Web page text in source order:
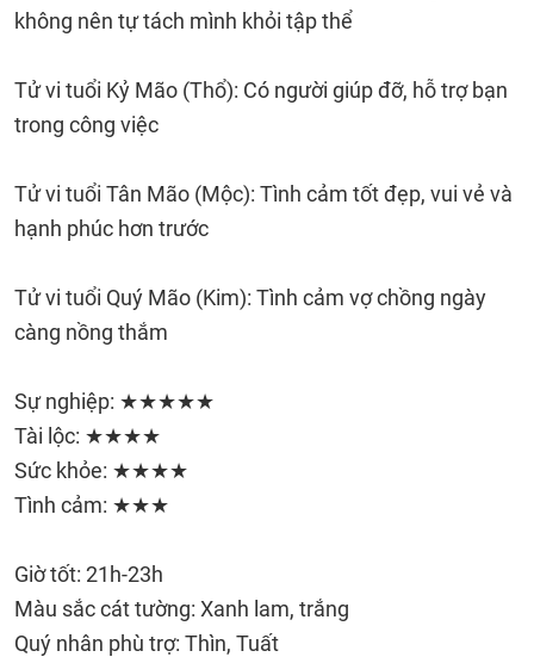
không nên tự tách mình khỏi tập thể
Tử vi tuổi Kỷ Mão (Thổ): Có người giúp đỡ, hỗ trợ bạn
trong công việc
Tử vi tuổi Tân Mão (Mộc): Tình cảm tốt đẹp, vui vẻ và
hạnh phúc hơn trước
Tử vi tuổi Quý Mão (Kim): Tình cảm vợ chồng ngày
càng nồng thắm
Sự nghiệp: ★★★★★
Tài lộc: ★★★★
Sức khỏe: ★★★★
Tình cảm: ★★★
Giờ tốt: 21h-23h
Màu sắc cát tường: Xanh lam, trắng
Quý nhân phù trợ: Thìn, Tuất